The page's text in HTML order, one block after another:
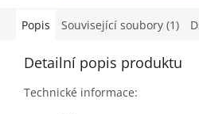
Popis Související soubory (1)
Detailní popis produktu
Technické informace: